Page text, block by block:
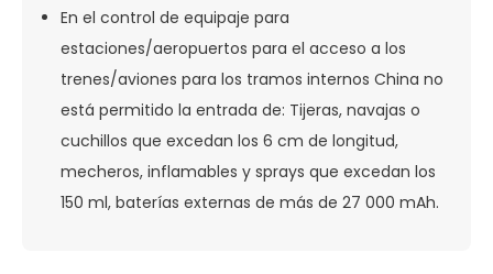
En el control de equipaje para
estaciones/aeropuertos para el acceso a los
trenes/aviones para los tramos internos China no
está permitido la entrada de: Tijeras, navajas o
cuchillos que excedan los 6 cm de longitud,
mecheros, inflamables y sprays que excedan los
150 ml, baterías externas de más de 27 000 mAh.